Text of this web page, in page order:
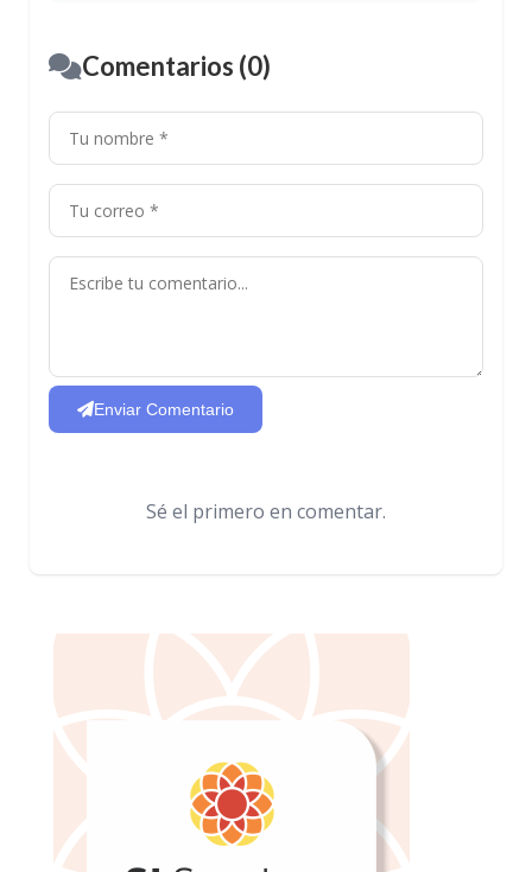
Comentarios (0)
Enviar Comentario
Sé el primero en comentar.